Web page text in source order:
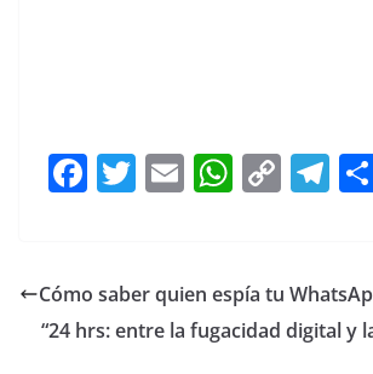
F
e
b
T
er
E
l
W
s
A
C
y
Li
T
gr
a
Cómo saber quien espía tu
“24 hrs: entre la fugacidad digital y